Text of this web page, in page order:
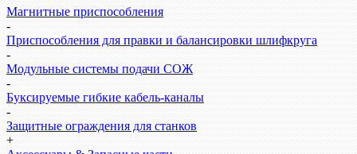
Магнитные приспособления
-
Приспособления для правки и балансировки шлифкруга
-
Модульные системы подачи СОЖ
-
Буксируемые гибкие кабель-каналы
-
Защитные ограждения для станков
+